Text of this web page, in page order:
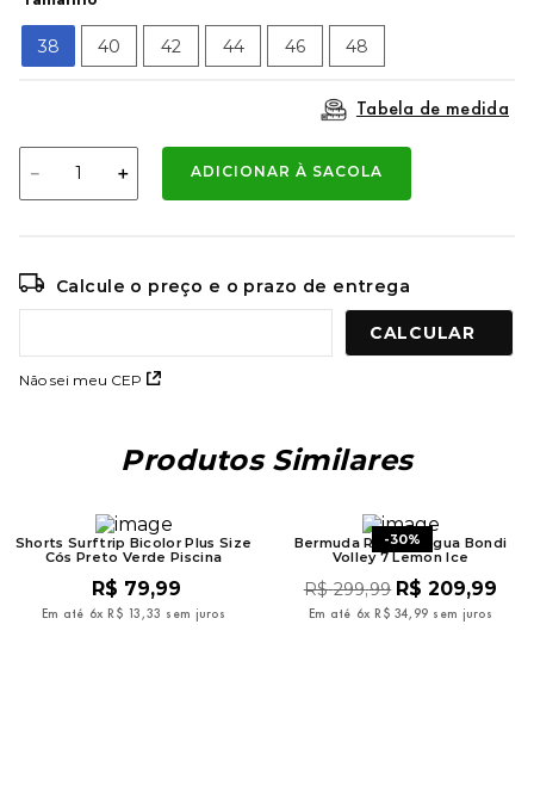
38 40 42 44 46 48
Tabela de medida
＋
－ ADICIONAR À SACOLA
Calcule o preço e o prazo de entrega
Não sei meu CEP
Produtos Similares
Shorts Surftrip Bicolor Plus Size
Cós Preto Verde Piscina
R$ 79,99
Em até 6x R$ 13 ,33 sem juros
-30%
Bermuda Rip Curl Água Bondi
Volley 7 Lemon Ice
R$ 299,99 R$ 209,99
Em até 6x R$ 34, 99 sem juros
9º mochila oakley
10º moletom